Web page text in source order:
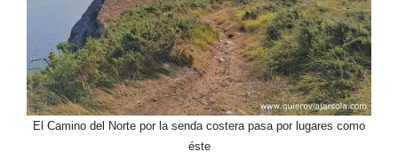
El Camino del Norte por la senda costera pasa por lugares como
éste